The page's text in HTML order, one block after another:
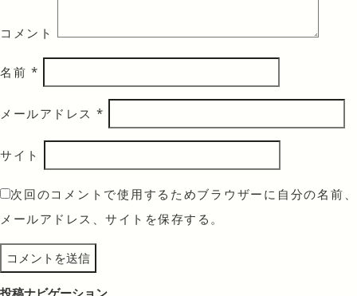
コメント
名前 *
メールアドレス *
サイト
次回のコメントで使用するためブラウザーに自分の名前、
メールアドレス、サイトを保存する。
投稿ナビゲーション